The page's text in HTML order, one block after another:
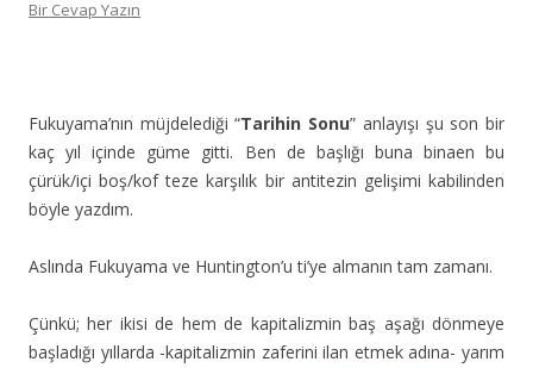
Bir Cevap Yazın
Fukuyama’nın müjdelediği “Tarihin Sonu” anlayışı şu son bir
kaç yıl içinde güme gitti. Ben de başlığı buna binaen bu
çürük/içi boş/kof teze karşılık bir antitezin gelişimi kabilinden
böyle yazdım.
Aslında Fukuyama ve Huntington’u ti’ye almanın tam zamanı.
Çünkü; her ikisi de hem de kapitalizmin baş aşağı dönmeye
başladığı yıllarda -kapitalizmin zaferini ilan etmek adına- yarım